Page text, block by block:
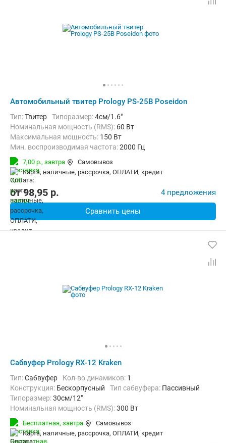
Автомобильный твитер Prology PS-25B Poseidon
тип:Твитер Типоразмер:4см/1.6"
Номинальная мощность (RMS): 60 Вт
Максимальная мощность: 150 Вт
Мин. воспроизводимая частота:2000 Гц
Макс. воспроизводимая частота:
7,00 р., завтра
Самовывоз
карта, наличные, рассрочка, ОПЛАТИ, кредит
от98,95 p. 4 предложения
Сравнить цены
Сабвуфер Prology RX-12 Kraken
тип:Сабвуфер Кол-во динамиков: 1
конструкция: Бескорпусный Тип сабвуфера: Пассивный
Типоразмер:30см/12"
Номинальная мощность (RMS):300 Вт
Максимальная мощность:
Мин. воспроизводимая частота:
Макс. воспроизводимая частота:
1500 Гц
Бесплатная, завтра
Самовывоз
карта, наличные, рассрочка, ОПЛАТИ, кредит